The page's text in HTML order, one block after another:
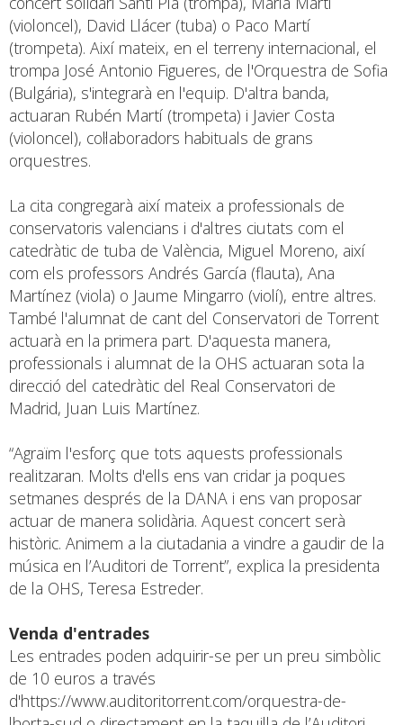
(violoncel), David Llácer (tuba) o Paco Martí
(trompeta). Així mateix, en el terreny internacional, el
trompa José Antonio Figueres, de l'Orquestra de Sofia
(Bulgária), s'integrarà en l'equip. D'altra banda,
actuaran Rubén Martí (trompeta) i Javier Costa
(violoncel), col·laboradors habituals de grans
orquestres.
La cita congregarà així mateix a professionals de
conservatoris valencians i d'altres ciutats com el
catedràtic de tuba de València, Miguel Moreno, així
com els professors Andrés García (flauta), Ana
Martínez (viola) o Jaume Mingarro (violí), entre altres.
També l'alumnat de cant del Conservatori de Torrent
actuarà en la primera part. D'aquesta manera,
professionals i alumnat de la OHS actuaran sota la
direcció del catedràtic del Real Conservatori de
Madrid, Juan Luis Martínez.
“Agraïm l'esforç que tots aquests professionals
realitzaran. Molts d'ells ens van cridar ja poques
setmanes després de la DANA i ens van proposar
actuar de manera solidària. Aquest concert serà
històric. Animem a la ciutadania a vindre a gaudir de la
música en l’Auditori de Torrent”, explica la presidenta
de la OHS, Teresa Estreder.
Venda d'entrades
Les entrades poden adquirir-se per un preu simbòlic
de 10 euros a través
d'https://www.auditoritorrent.com/orquestra-de-